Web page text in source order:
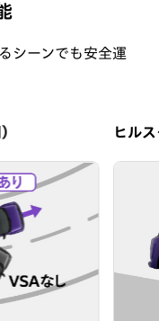
シーンでも安全運
ヒル